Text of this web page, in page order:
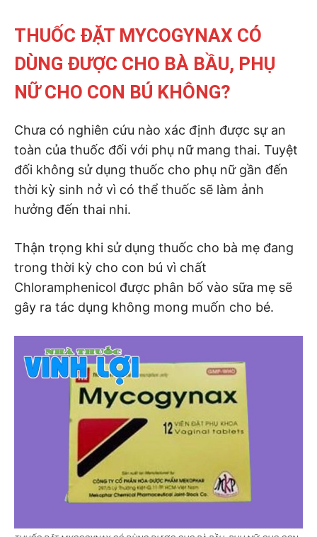
THUỐC ĐẶT MYCOGYNAX CÓ
DÙNG ĐƯỢC CHO BÀ BẦU, PHỤ
NỮ CHO CON BÚ KHÔNG?
Chưa có nghiên cứu nào xác định được sự an
toàn của thuốc đối với phụ nữ mang thai. Tuyệt
đối không sử dụng thuốc cho phụ nữ gần đến
thời kỳ sinh nở vì có thể thuốc sẽ làm ảnh
hưởng đến thai nhi.
Thận trọng khi sử dụng thuốc cho bà mẹ đang
trong thời kỳ cho con bú vì chất
Chloramphenicol được phân bố vào sữa mẹ sẽ
gây ra tác dụng không mong muốn cho bé.